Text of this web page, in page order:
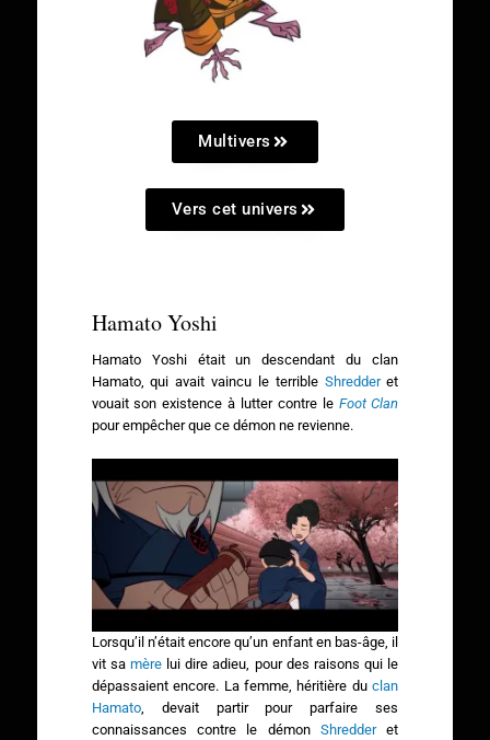
Multivers
Vers cet univers
Hamato Yoshi
Hamato Yoshi était un descendant du clan
Hamato, qui avait vaincu le terrible Shredderet
vouait son existence à lutter contre le Foot Clan
pour empêcher que ce démon ne revienne.
Lorsqu’il n’était encore qu’un enfant en bas-âge, il
vit sa mèrelui dire adieu, pour des raisons qui le
dépassaient encore. La femme, héritière duclan
Hamato, devait partir pour parfaire ses
connaissances contre le démonShredderet